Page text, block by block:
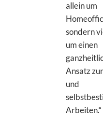
allein um
sondern
um einen
Ansatz
und
Arbeiten.“